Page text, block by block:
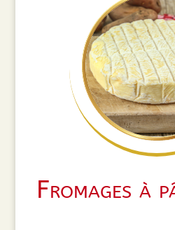
Fromages à